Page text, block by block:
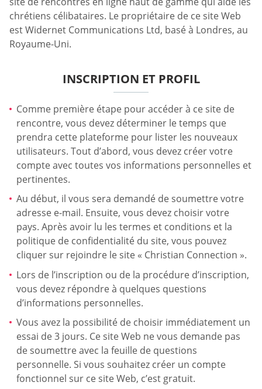
chrétiens célibataires. Le propriétaire de ce site Web
est Widernet Communications Ltd, basé à Londres, au
Royaume-Uni.
INSCRIPTION ET PROFIL
Comme première étape pour accéder à ce site de
rencontre, vous devez déterminer le temps que
prendra cette plateforme pour lister les nouveaux
utilisateurs. Tout d’abord, vous devez créer votre
compte avec toutes vos informations personnelles et
pertinentes.
Au début, il vous sera demandé de soumettre votre
adresse e-mail. Ensuite, vous devez choisir votre
pays. Après avoir lu les termes et conditions et la
politique de confidentialité du site, vous pouvez
cliquer sur rejoindre le site « Christian Connection ».
Lors de l’inscription ou de la procédure d’inscription,
vous devez répondre à quelques questions
d’informations personnelles.
Vous avez la possibilité de choisir immédiatement un
essai de 3 jours. Ce site Web ne vous demande pas
de soumettre avec la feuille de questions
personnelle. Si vous souhaitez créer un compte
fonctionnel sur ce site Web, c’est gratuit.